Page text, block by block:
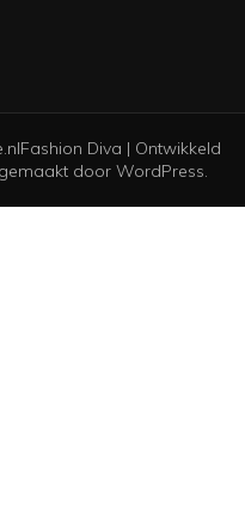
Fashion Diva | Ontwikkeld
door WordPress